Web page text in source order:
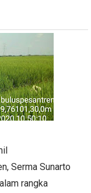
Serma Sunarto
rangka